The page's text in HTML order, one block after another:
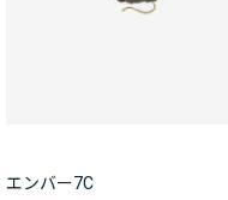
エンバー7C